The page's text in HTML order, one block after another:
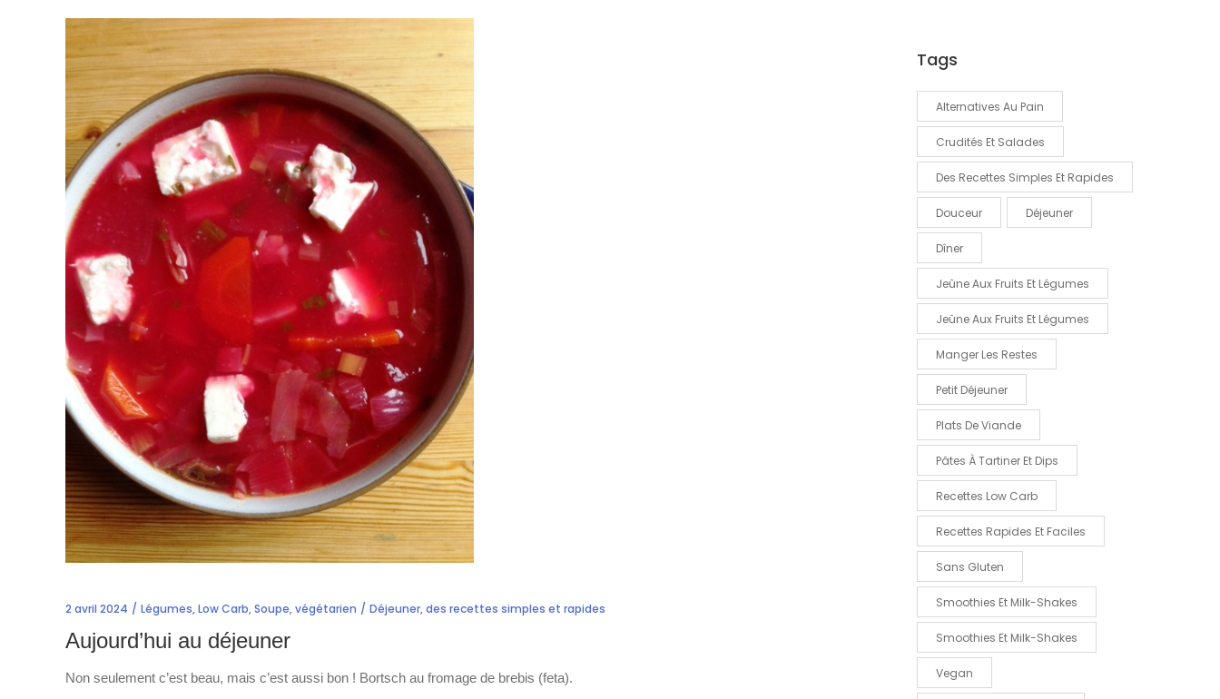
2 avril 2024 Légumes,Low Carb,Soupe,végétarien Déjeuner,des recettes simples et rapides
Aujourd’hui au déjeuner
Non seulement c’est beau, mais c’est aussi bon ! Bortsch au fromage de brebis (feta).
Tags
Alternatives Au Pain
Crudités Et Salades
Des Recettes Simples Et Rapides
Douceur Déjeuner
Dîner
Jeûne Aux Fruits Et Légumes
Jeûne Aux Fruits Et Légumes
Manger Les Restes
Petit Déjeuner
Plats De Viande
Pâtes À Tartiner Et Dips
Recettes Low Carb
Recettes Rapides Et Faciles
Sans Gluten
Smoothies Et Milk-Shakes
Smoothies Et Milk-Shakes
Vegan